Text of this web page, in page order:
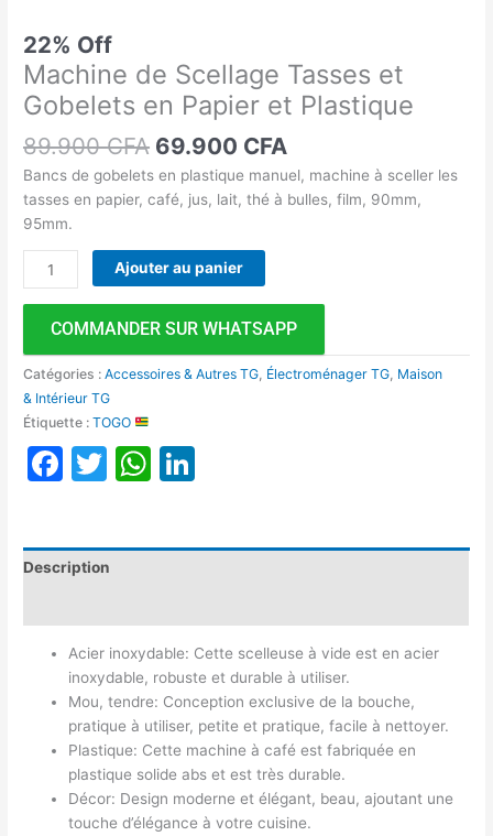
22% Off
Machine de Scellage Tasses et
Gobelets en Papier et Plastique
89.900CFA 69.900 CFA
Bancs de gobelets en plastique manuel, machine à sceller les
tasses en papier, café, jus, lait, thé à bulles, film, 90mm,
95mm.
Ajouter au panier
COMMANDER SUR WHATSAPP
Catégories :Accessoires & Autres TG, Électroménager TG, Maison
& Intérieur TG
Étiquette :TOGO
Facebook
TwitterWhatsApp
Description
Acier inoxydable: Cette scelleuse à vide est en acier
inoxydable, robuste et durable à utiliser.
Mou, tendre: Conception exclusive de la bouche,
pratique à utiliser, petite et pratique, facile à nettoyer.
Plastique: Cette machine à café est fabriquée en
plastique solide abs et est très durable.
Décor: Design moderne et élégant, beau, ajoutant une
touche d’élégance à votre cuisine.